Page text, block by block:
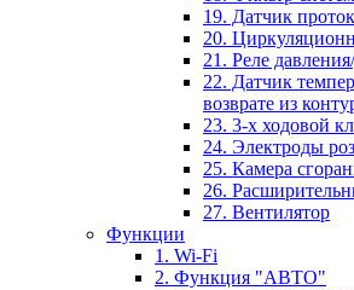
19. Датчик
20.
21. Реле
22. Датчик
возврате из
23. 3-х ходовой
24. Электроды
25. Камера
26.
27. Вентилятор
Функции
1. Wi-Fi
2. Функция "АВТО"